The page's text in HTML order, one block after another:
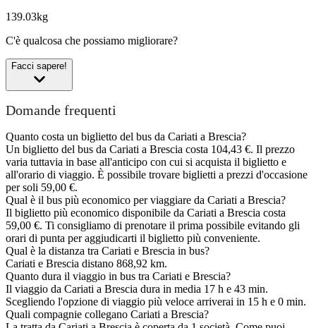
139.03kg
C'è qualcosa che possiamo migliorare?
Facci sapere!
Domande frequenti
Quanto costa un biglietto del bus da Cariati a Brescia?
Un biglietto del bus da Cariati a Brescia costa 104,43 €. Il prezzo
varia tuttavia in base all'anticipo con cui si acquista il biglietto e
all'orario di viaggio. È possibile trovare biglietti a prezzi d'occasione
per soli 59,00 €.
Qual è il bus più economico per viaggiare da Cariati a Brescia?
Il biglietto più economico disponibile da Cariati a Brescia costa
59,00 €. Ti consigliamo di prenotare il prima possibile evitando gli
orari di punta per aggiudicarti il biglietto più conveniente.
Qual è la distanza tra Cariati e Brescia in bus?
Cariati e Brescia distano 868,92 km.
Quanto dura il viaggio in bus tra Cariati e Brescia?
Il viaggio da Cariati a Brescia dura in media 17 h e 43 min.
Scegliendo l'opzione di viaggio più veloce arriverai in 15 h e 0 min.
Quali compagnie collegano Cariati a Brescia?